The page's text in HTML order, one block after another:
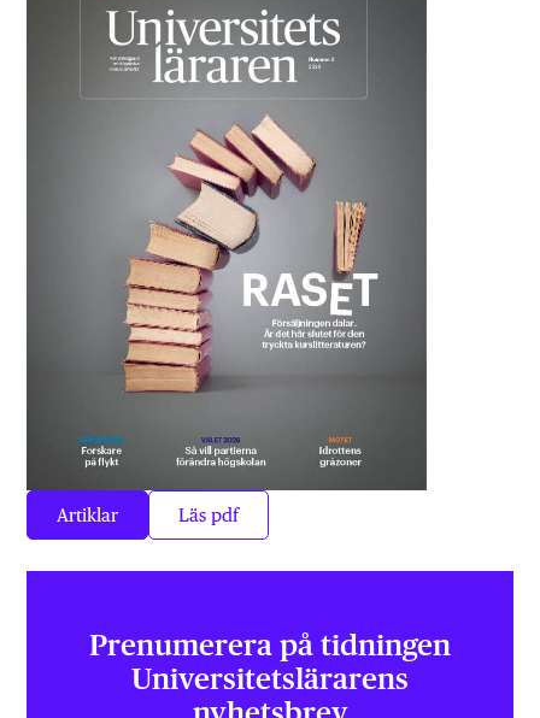
Artiklar Läs pdf
Prenumerera på tidningen
Universitets­lärarens